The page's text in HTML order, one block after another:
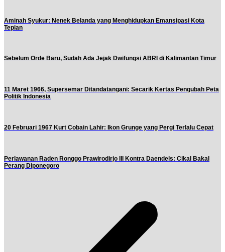
Aminah Syukur: Nenek Belanda yang Menghidupkan Emansipasi Kota
Tepian
Sebelum Orde Baru, Sudah Ada Jejak Dwifungsi ABRI di Kalimantan Timur
11 Maret 1966, Supersemar Ditandatangani: Secarik Kertas Pengubah Peta
Politik Indonesia
20 Februari 1967 Kurt Cobain Lahir: Ikon Grunge yang Pergi Terlalu Cepat
Perlawanan Raden Ronggo Prawirodirjo III Kontra Daendels: Cikal Bakal
Perang Diponegoro